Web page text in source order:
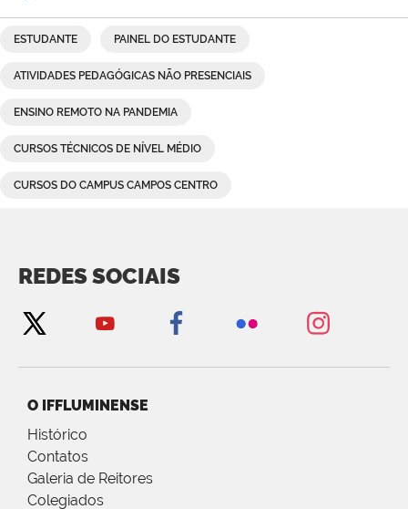
ESTUDANTE PAINEL DO ESTUDANTE
ATIVIDADES PEDAGÓGICAS NÃO PRESENCIAIS
ENSINO REMOTO NA PANDEMIA
CURSOS TÉCNICOS DE NÍVEL MÉDIO
CURSOS DO CAMPUS CAMPOS CENTRO
REDES SOCIAIS
O IFFLUMINENSE
Histórico
Contatos
Galeria de Reitores
Colegiados